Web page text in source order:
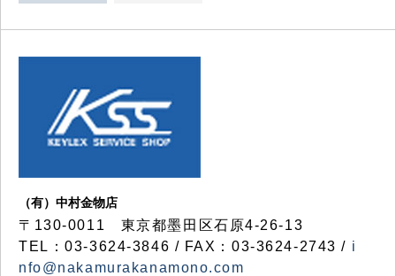
（有）中村金物店
〒130-0011 東京都墨田区石原4-26-13
TEL：03-3624-3846 / FAX：03-3624-2743 / i
nfo@nakamurakanamono.com